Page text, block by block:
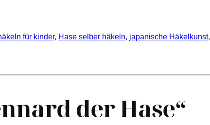
für kinder, Hase selber häkeln, japanische Häkelkunst,
der Hase“